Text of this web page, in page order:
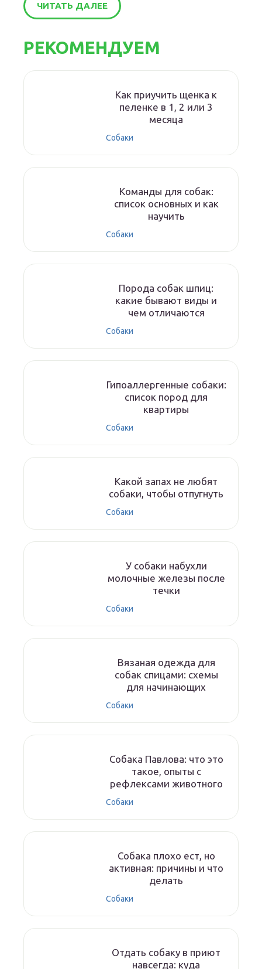
ЧИТАТЬ ДАЛЕЕ
РЕКОМЕНДУЕМ
Как приучить щенка к
пеленке в 1, 2 или 3
месяца
Собаки
Команды для собак:
список основных и как
научить
Собаки
Порода собак шпиц:
какие бывают виды и
чем отличаются
Собаки
Гипоаллергенные собаки:
список пород для
квартиры
Собаки
Какой запах не любят
собаки, чтобы отпугнуть
Собаки
У собаки набухли
молочные железы после
течки
Собаки
Вязаная одежда для
собак спицами: схемы
для начинающих
Собаки
Собака Павлова: что это
такое, опыты с
рефлексами животного
Собаки
Собака плохо ест, но
активная: причины и что
делать
Собаки
Отдать собаку в приют
навсегда: куда